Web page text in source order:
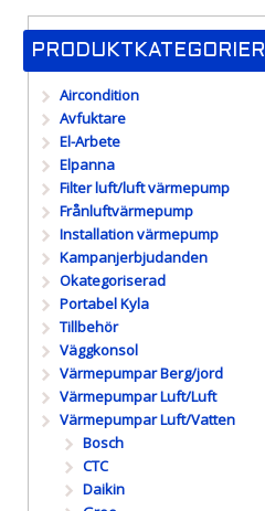
PRODUKTKATEGORIER
Aircondition
Avfuktare
El-Arbete
Elpanna
Filter luft/luft värmepump
Frånluftvärmepump
Installation värmepump
Kampanjerbjudanden
Okategoriserad
Portabel Kyla
Tillbehör
Väggkonsol
Värmepumpar Berg/jord
Värmepumpar Luft/Luft
Värmepumpar Luft/Vatten
Bosch
CTC
Daikin